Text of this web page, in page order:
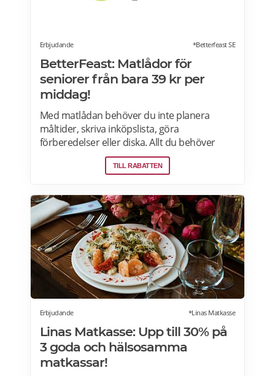
Erbjudande *Betterfeast SE
BetterFeast: Matlådor för
seniorer från bara 39 kr per
middag!
Med matlådan behöver du inte planera
måltider, skriva inköpslista, göra
förberedelser eller diska. Allt du behöver
göra är att värma maten och så är det
färdigt för servering! Betterfeast handlar,
matlådor är tillagade med omsorg av
professionella kockar. Våra favoriträtter är
Vikingagryta, Pasta med kyckling och Tarte
flambée med crème fraiche, bacon och lök.
Läs mer om rabatter på din första matlåda
hos Betterfeast här.
TILL RABATTEN
Erbjudande *Linas Matkasse
Linas Matkasse: Upp till 30% på
3 goda och hälsosamma
matkassar!